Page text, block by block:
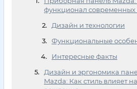
функционал современных
Дизайн и технологии
Функциональные
Интересные факты
Дизайн и эргономика
Mazda: Как стиль влияет